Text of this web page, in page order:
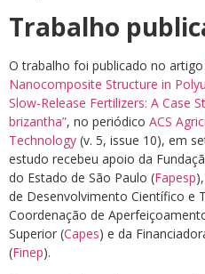
Trabalho
O trabalho foi publicado no artigo
Nanocomposite Structure in
Slow-Release Fertilizers: A Case
brizantha”, no periódico ACS
Technology (v. 5, issue 10), em
estudo recebeu apoio da
do Estado de São Paulo (Fapesp
de Desenvolvimento Científico e
Coordenação de
Superior (Capes) e da
(Finep).